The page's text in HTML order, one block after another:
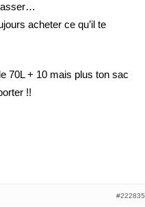
acheter ce qu’il te
70L + 10 mais plus ton sac
!!
#222835